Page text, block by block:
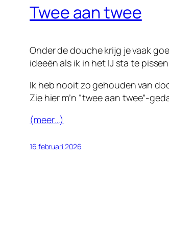
Twee aan twee
Onder de douche krijg je vaak
ideeën als ik in het IJ sta te
Ik heb nooit zo gehouden van
Zie hier m’n “twee aan twee”-
(meer…)
16 februari 2026